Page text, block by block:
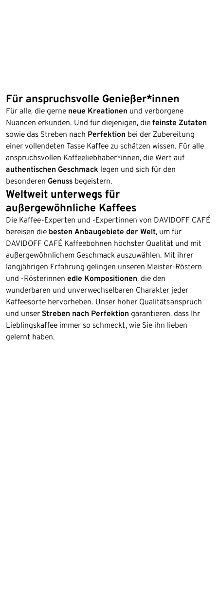
Für anspruchsvolle Genießer*innen
Für alle, die gerne neue Kreationen und verborgene
Nuancen erkunden. Und für diejenigen, die feinste Zutaten
sowie das Streben nach Perfektion bei der Zubereitung
einer vollendeten Tasse Kaffee zu schätzen wissen. Für alle
anspruchsvollen Kaffeeliebhaber*innen, die Wert auf
authentischen Geschmack legen und sich für den
besonderen Genuss begeistern.
Weltweit unterwegs für
außergewöhnliche Kaffees
Die Kaffee-Experten und -Expertinnen von DAVIDOFF CAFÉ
bereisen die besten Anbaugebiete der Welt, um für
DAVIDOFF CAFÉ Kaffeebohnen höchster Qualität und mit
außergewöhnlichem Geschmack auszuwählen. Mit ihrer
langjährigen Erfahrung gelingen unseren Meister-Röstern
und -Rösterinnen edle Kompositionen, die den
wunderbaren und unverwechselbaren Charakter jeder
Kaffeesorte hervorheben. Unser hoher Qualitätsanspruch
und unser Streben nach Perfektion garantieren, dass Ihr
Lieblingskaffee immer so schmeckt, wie Sie ihn lieben
gelernt haben.